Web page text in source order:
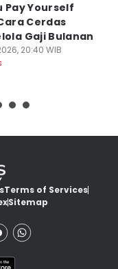
Pay Yourself
Cerdas
Gaji Bulanan
20:40 WIB
Terms of Services
Sitemap